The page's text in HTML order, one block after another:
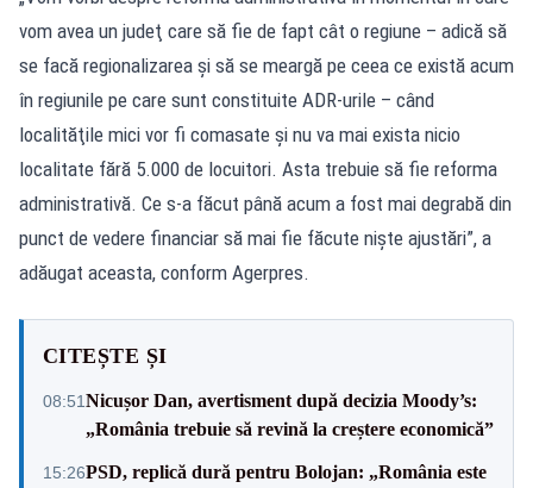
vom avea un judeţ care să fie de fapt cât o regiune – adică să
se facă regionalizarea şi să se meargă pe ceea ce există acum
în regiunile pe care sunt constituite ADR-urile – când
localităţile mici vor fi comasate şi nu va mai exista nicio
localitate fără 5.000 de locuitori. Asta trebuie să fie reforma
administrativă. Ce s-a făcut până acum a fost mai degrabă din
punct de vedere financiar să mai fie făcute nişte ajustări”, a
adăugat aceasta, conform Agerpres.
CITEȘTE ȘI
08:51Nicușor Dan, avertisment după decizia Moody’s:
„România trebuie să revină la creștere economică”
15:26PSD, replică dură pentru Bolojan: „România este